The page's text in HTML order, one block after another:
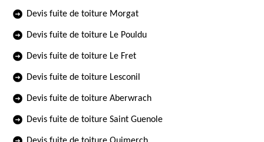
Devis fuite de toiture Morgat
Devis fuite de toiture Le Pouldu
Devis fuite de toiture Le Fret
Devis fuite de toiture Lesconil
Devis fuite de toiture Aberwrach
Devis fuite de toiture Saint Guenole